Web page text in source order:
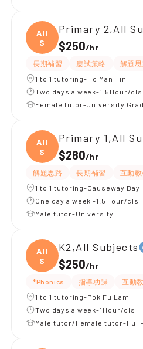
All
S
Primary 2,All
$250/hr
長期補習 應試策略 解題
1 to 1 tutoring-Ho Man Tin
Two days a week-1.5Hour/cls
Female tutor-University
All
S
Primary 1,All
$280/hr
解題思路 長期補習 互動
1 to 1 tutoring-Causeway Bay
One day a week -1.5Hour/cls
Male tutor-University
All
S
K2,All Subjects
$250/hr
*Phonics 指導功課 互動
1 to 1 tutoring-Pok Fu Lam
Two days a week-1Hour/cls
Male tutor/Female tutor-